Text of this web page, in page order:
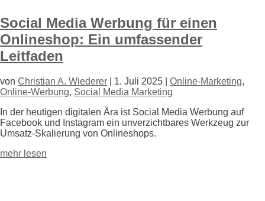
Social Media Werbung für einen
Onlineshop: Ein umfassender
Leitfaden
von Christian A. Wiederer 1. Juli 2025 Online-Marketing,
Online-Werbung, Social Media Marketing
In der heutigen digitalen Ära ist Social Media Werbung auf
Facebook und Instagram ein unverzichtbares Werkzeug zur
Umsatz-Skalierung von Onlineshops.
mehr lesen